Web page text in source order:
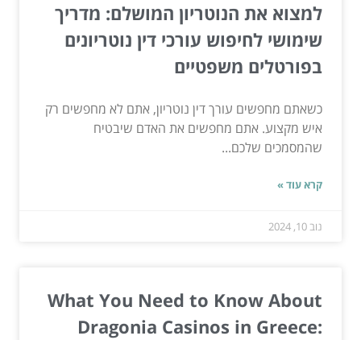
למצוא את הנוטריון המושלם: מדריך
שימושי לחיפוש עורכי דין נוטריונים
בפורטלים משפטיים
כשאתם מחפשים עורך דין נוטריון, אתם לא מחפשים רק
איש מקצוע. אתם מחפשים את האדם שיבטיח
שהמסמכים שלכם...
קרא עוד »
נוב 10, 2024
What You Need to Know About
Dragonia Casinos in Greece: